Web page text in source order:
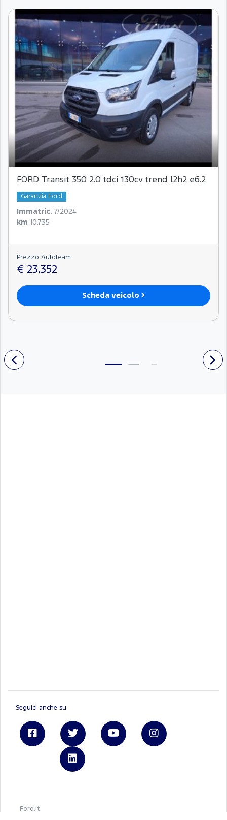
FORD Transit 350 2.0 tdci 130cv trend l2h2 e6.2
Garanzia Ford
Immatric. 7/2024
km 10.735
Prezzo Autoteam
€ 23.352
Scheda veicolo
Seguici anche su:
Ford.it